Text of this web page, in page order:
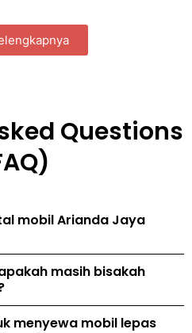
Questions
mobil Arianda Jaya
masih bisakah
menyewa mobil lepas